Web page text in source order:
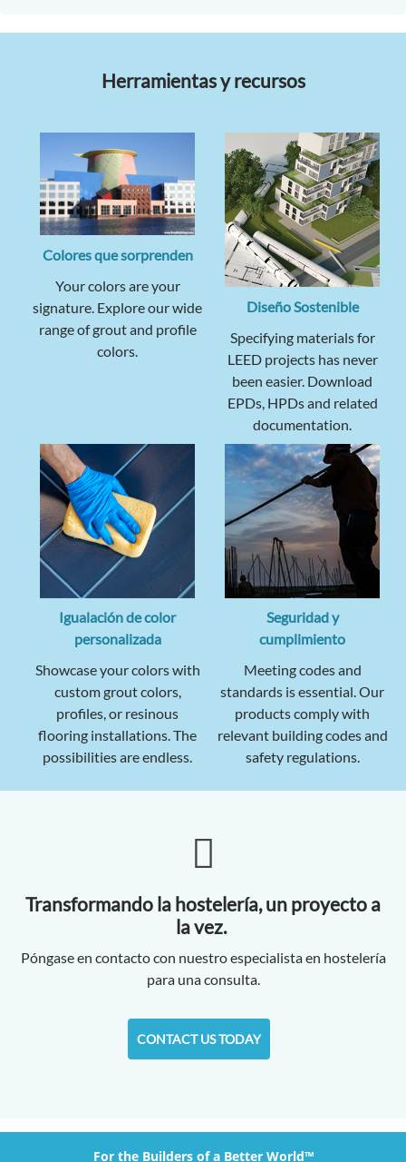
Herramientas y recursos
Colores que sorprenden
Your colors are your
signature. Explore our wide
range of grout and profile
colors.
Diseño Sostenible
Specifying materials for
LEED projects has never
been easier. Download
EPDs, HPDs and related
documentation.
Igualación de color
personalizada
Showcase your colors with
custom grout colors,
profiles, or resinous
flooring installations. The
possibilities are endless.
Seguridad y
cumplimiento
Meeting codes and
standards is essential. Our
products comply with
relevant building codes and
safety regulations.
Transformando la hostelería, un proyecto a
la vez.
Póngase en contacto con nuestro especialista en hostelería
para una consulta.
CONTACT US TODAY
For the Builders of a Better World™